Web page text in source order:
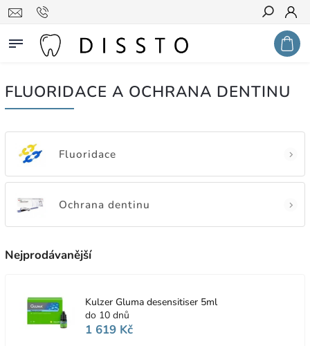
Hledat
FLUORIDACE A OCHRANA DENTINU
Fluoridace
Ochrana dentinu
Nejprodávanější
Kulzer Gluma desensitiser 5ml
do 10 dnů
1 619 Kč